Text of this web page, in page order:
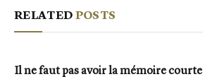
RELATEDPOSTS
Il ne faut pas avoir la mémoire courte